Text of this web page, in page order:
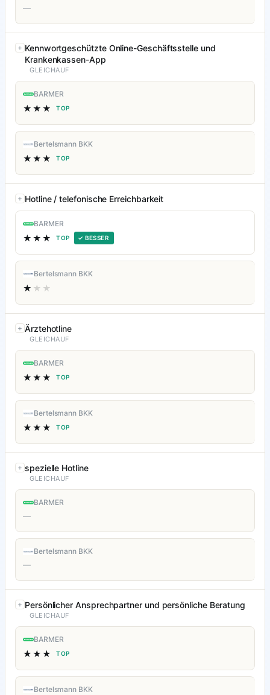
—
Kennwortgeschützte Online-Geschäftsstelle und
Krankenkassen-App
GLEICHAUF
BARMER
★★★ TOP
Bertelsmann BKK
★★★ TOP
Hotline / telefonische Erreichbarkeit
BARMER
★★★ TOP ✓ BESSER
Bertelsmann BKK
★ ★★
Ärztehotline
GLEICHAUF
BARMER
★★★ TOP
Bertelsmann BKK
★★★ TOP
spezielle Hotline
GLEICHAUF
BARMER
—
Bertelsmann BKK
—
Persönlicher Ansprechpartner und persönliche Beratung
GLEICHAUF
BARMER
★★★ TOP
Bertelsmann BKK